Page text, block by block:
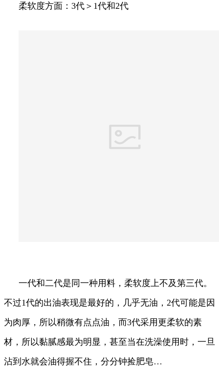
柔软度方面：3代＞1代和2代
一代和二代是同一种用料，柔软度上不及第三代。
不过1代的出油表现是最好的，几乎无油，2代可能是因
为肉厚，所以稍微有点点油，而3代采用更柔软的素
材，所以黏腻感最为明显，甚至当在洗澡使用时，一旦
沾到水就会油得握不住，分分钟捡肥皂…